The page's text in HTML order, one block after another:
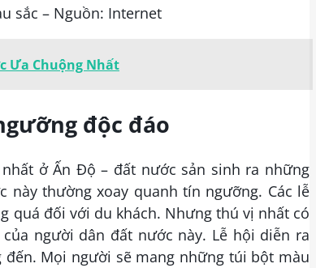
sắc – Nguồn: Internet
Ưa Chuộng Nhất
độc đáo
ở Ấn Độ – đất nước sản sinh ra những
thường xoay quanh tín ngưỡng. Các lễ
quá đối với du khách. Nhưng thú vị nhất có
người dân đất nước này. Lễ hội diễn ra
Mọi người sẽ mang những túi bột màu